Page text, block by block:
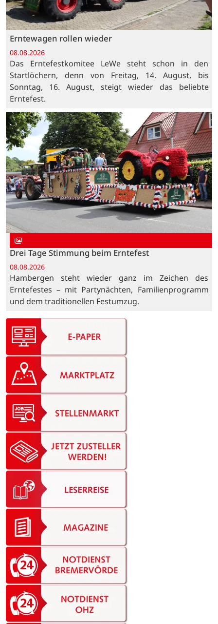
Erntewagen rollen wieder
08.08.2026
Das Erntefestkomitee LeWe steht schon in den
Startlöchern, denn von Freitag, 14. August, bis
Sonntag, 16. August, steigt wieder das beliebte
Erntefest.
Drei Tage Stimmung beim Erntefest
08.08.2026
Hambergen steht wieder ganz im Zeichen des
Erntefestes – mit Partynächten, Familienprogramm
und dem traditionellen Festumzug.